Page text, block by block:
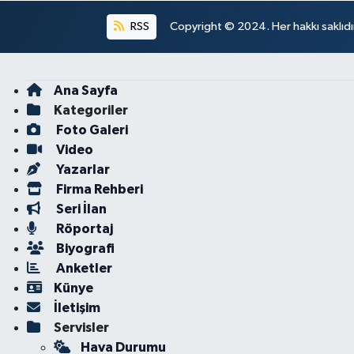
RSS Copyright © 2024. Her hakkı
Ana Sayfa
Kategoriler
Foto Galeri
Video
Yazarlar
Firma Rehberi
Seri İlan
Röportaj
Biyografi
Anketler
Künye
İletişim
Servisler
Hava Durumu